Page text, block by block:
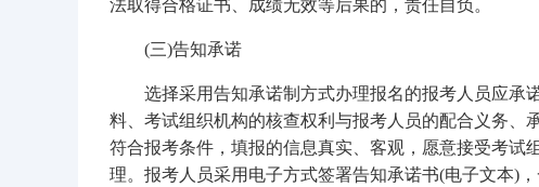
法取得合格证书、成绩无效等后果的，责任自负。
(三)告知承诺
选择采用告知承诺制方式办理报名的报考人员应承
料、考试组织机构的核查权利与报考人员的配合义务、
符合报考条件，填报的信息真实、客观，愿意接受考试
理。报考人员采用电子方式签署告知承诺书(电子文本)